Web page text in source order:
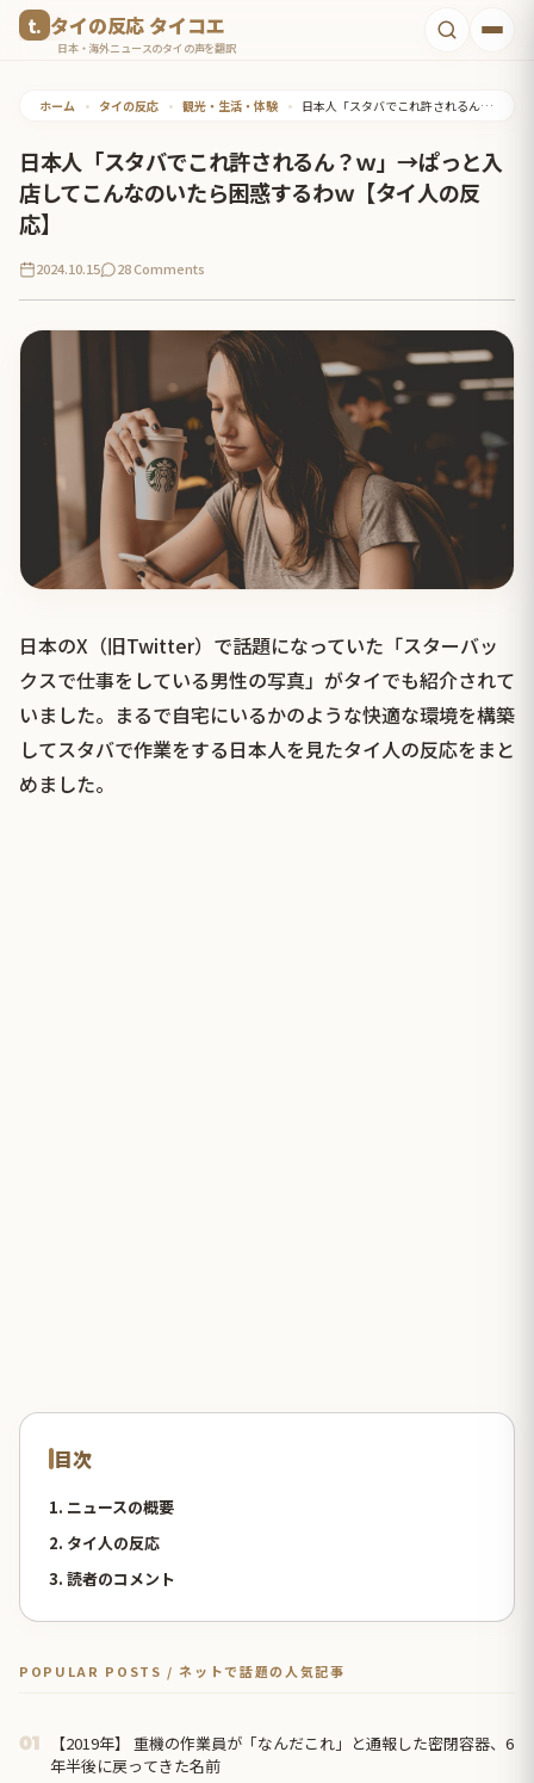
タイの反応 タイコエ
日本・海外ニュースのタイの声を翻訳
ホーム • タイの反応 • 観光・生活・体験 • 日本人「スタバでこれ許されるん？ｗ」→ぱっと入店してこんなのいたら困惑するわｗ【タイ人の反応】
日本人「スタバでこれ許されるん？ｗ」→ぱっと入
店してこんなのいたら困惑するわｗ【タイ人の反
応】
2024.10.15 28 Comments
日本のX（旧Twitter）で話題になっていた「スターバッ
クスで仕事をしている男性の写真」がタイでも紹介されて
いました。まるで自宅にいるかのような快適な環境を構築
してスタバで作業をする日本人を見たタイ人の反応をまと
めました。
目次
1. ニュースの概要
2. タイ人の反応
3. 読者のコメント
POPULAR POSTS / ネットで話題の人気記事
01
【2019年】 重機の作業員が「なんだこれ」と通報した密閉容器、6
年半後に戻ってきた名前